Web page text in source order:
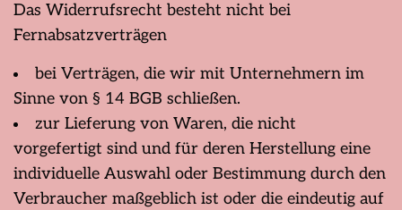
Das Widerrufsrecht besteht nicht bei
Fernabsatzverträgen
bei Verträgen, die wir mit Unternehmern im
Sinne von § 14 BGB schließen.
zur Lieferung von Waren, die nicht
vorgefertigt sind und für deren Herstellung eine
individuelle Auswahl oder Bestimmung durch den
Verbraucher maßgeblich ist oder die eindeutig auf